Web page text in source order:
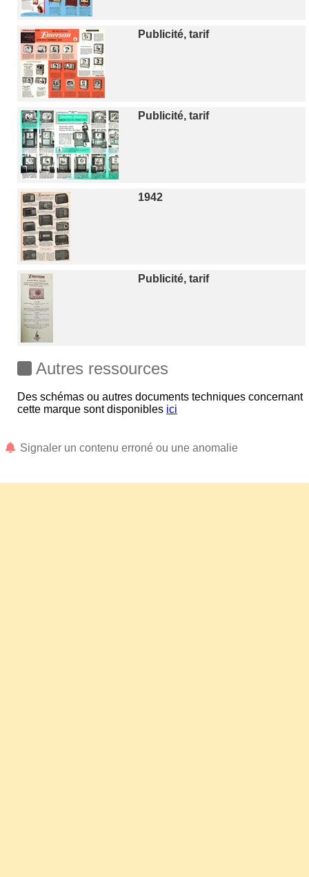
Publicité, tarif
Publicité, tarif
1942
Publicité, tarif
Autres ressources
Des schémas ou autres documents techniques concernant
cette marque sont disponibles ici
Signaler un contenu erroné ou une anomalie